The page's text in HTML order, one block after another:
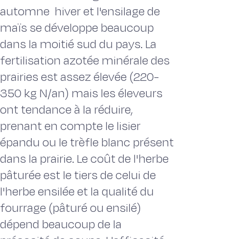
automne  hiver et l'ensilage de
maïs se développe beaucoup
dans la moitié sud du pays. La
fertilisation azotée minérale des
prairies est assez élevée (220-
350 kg N/an) mais les éleveurs
ont tendance à la réduire,
prenant en compte le lisier
épandu ou le trèfle blanc présent
dans la prairie. Le coût de l'herbe
pâturée est le tiers de celui de
l'herbe ensilée et la qualité du
fourrage (pâturé ou ensilé)
dépend beaucoup de la